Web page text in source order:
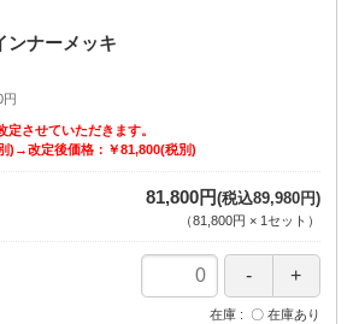
ンナーメッキ
円
させていただきます。
)→改定後価格：￥81,800(税別)
81,800円(税込89,980円)
（81,800円 × 1セット ）
在庫 〇 在庫あり